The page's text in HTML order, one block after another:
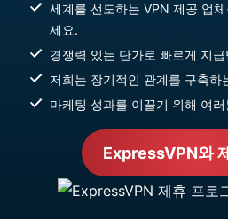
세계를 선도하는 VPN 제공 업
세요.
경쟁력 있는 단가로 빠르게 지
저희는 장기적인 관계를 구축하
마케팅 성과를 이끌기 위해 여
ExpressVPN와